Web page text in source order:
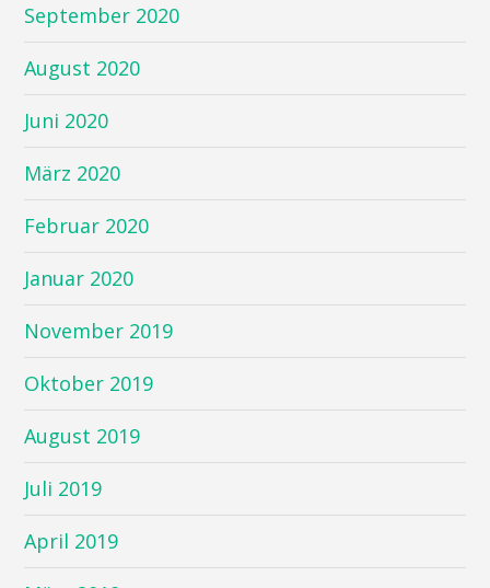
September 2020
August 2020
Juni 2020
März 2020
Februar 2020
Januar 2020
November 2019
Oktober 2019
August 2019
Juli 2019
April 2019